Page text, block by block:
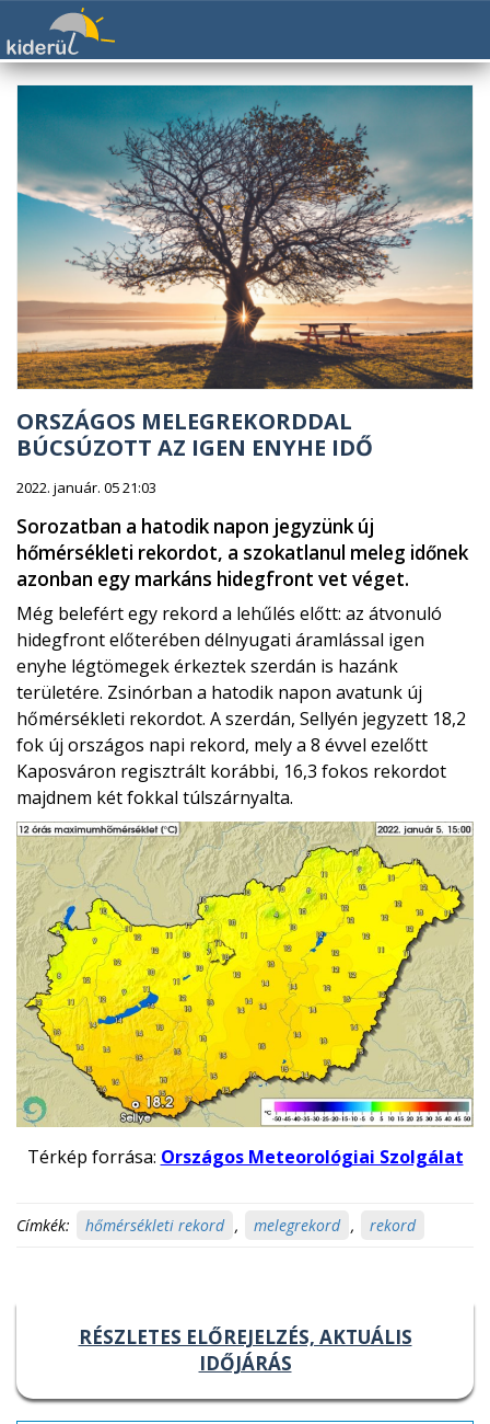
ORSZÁGOS MELEGREKORDDAL
BÚCSÚZOTT AZ IGEN ENYHE IDŐ
2022. január. 05 21:03
Sorozatban a hatodik napon jegyzünk új
hőmérsékleti rekordot, a szokatlanul meleg időnek
azonban egy markáns hidegfront vet véget.
Még belefért egy rekord a lehűlés előtt: az átvonuló
hidegfront előterében délnyugati áramlással igen
enyhe légtömegek érkeztek szerdán is hazánk
területére. Zsinórban a hatodik napon avatunk új
hőmérsékleti rekordot. A szerdán, Sellyén jegyzett 18,2
fok új országos napi rekord, mely a 8 évvel ezelőtt
Kaposváron regisztrált korábbi, 16,3 fokos rekordot
majdnem két fokkal túlszárnyalta.
Térkép forrása: Országos Meteorológiai Szolgálat
Címkék: hőmérsékleti rekord , melegrekord , rekord
RÉSZLETES ELŐREJELZÉS, AKTUÁLIS
IDŐJÁRÁS